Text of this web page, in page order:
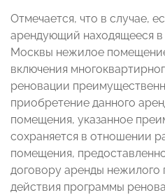
Отмечается, что в случае,
арендующий находящееся в
Москвы нежилое
включения
реновации
приобретение данного
помещения, указанное
сохраняется в отношении
помещения,
договору аренды
действия программы